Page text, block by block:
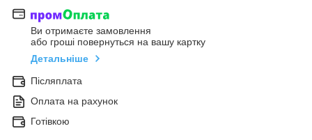
Ви отримаєте замовлення
або гроші повернуться на вашу картку
Детальніше
Післяплата
Оплата на рахунок
Готівкою